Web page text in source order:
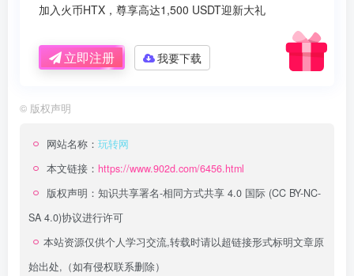
加入火币HTX，尊享高达1,500 USDT迎新大礼
立即注册 我要下载
© 版权声明
网站名称： 玩转网
本文链接： https://www.902d.com/6456.html
版权声明： 知识共享署名-相同方式共享 4.0 国际 (CC BY-NC-
SA 4.0)协议进行许可
本站资源仅供个人学习交流,转载时请以超链接形式标明文章原
始出处,（如有侵权联系删除）